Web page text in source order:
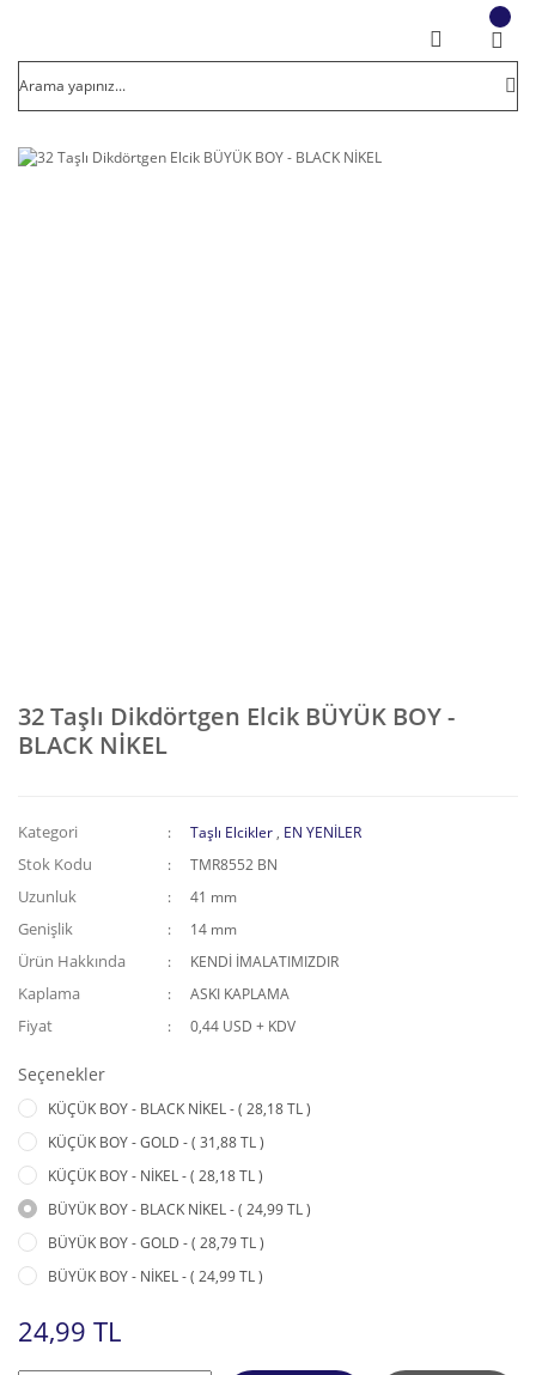
32 Taşlı Dikdörtgen Elcik BÜYÜK BOY -
BLACK NİKEL
Kategori Taşlı Elcikler , EN YENİLER
Stok Kodu TMR8552 BN
Uzunluk 41 mm
Genişlik 14 mm
Ürün Hakkında KENDİ İMALATIMIZDIR
Kaplama ASKI KAPLAMA
Fiyat 0,44 USD + KDV
Seçenekler
KÜÇÜK BOY - BLACK NİKEL - ( 28,18 TL )
KÜÇÜK BOY - GOLD - ( 31,88 TL )
KÜÇÜK BOY - NİKEL - ( 28,18 TL )
BÜYÜK BOY - BLACK NİKEL - ( 24,99 TL )
BÜYÜK BOY - GOLD - ( 28,79 TL )
BÜYÜK BOY - NİKEL - ( 24,99 TL )
24,99 TL